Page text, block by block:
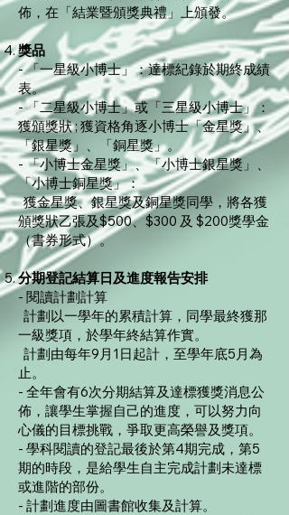
佈，在「結業暨頒獎典禮」上頒發。
獎品
- 「一星級小博士」：達標紀錄於期終成績
表。
- 「二星級小博士」或「三星級小博士」：
獲頒獎狀 ; 獲資格角逐小博士「金星獎」、
「銀星獎」、「銅星獎」。
- 「小博士金星獎」、「小博士銀星獎」、
「小博士銅星獎」：
獲金星獎、銀星獎及銅星獎同學，將各獲
頒獎狀乙張及$500、$300 及 $200獎學金
（書券形式）。
分期登記結算日及進度報告安排
- 閱讀計劃計算
計劃以一學年的累積計算，同學最終獲那
一級獎項，於學年終結算作實。
計劃由每年9月1日起計，至學年底5月為
止。
- 全年會有6次分期結算及達標獲獎消息公
佈，讓學生掌握自己的進度，可以努力向
心儀的目標挑戰，爭取更高榮譽及獎項。
- 學科閱讀的登記最後於第4期完成，第5
期的時段，是給學生自主完成計劃未達標
或進階的部份。
- 計劃進度由圖書館收集及計算。